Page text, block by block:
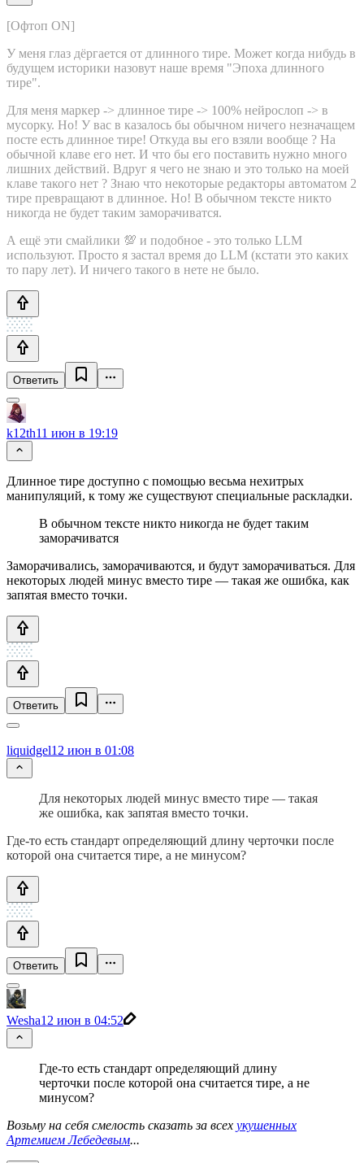
[Офтоп ON]
У меня глаз дёргается от длинного тире. Может когда нибудь в
будущем историки назовут наше время "Эпоха длинного
тире".
Для меня маркер -> длинное тире -> 100% нейрослоп -> в
мусорку. Но! У вас в казалось бы обычном ничего незначащем
посте есть длинное тире! Откуда вы его взяли вообще ? На
обычной клаве его нет. И что бы его поставить нужно много
лишних действий. Вдруг я чего не знаю и это только на моей
клаве такого нет ? Знаю что некоторые редакторы автоматом 2
тире превращают в длинное. Но! В обычном тексте никто
никогда не будет таким заморачиватся.
А ещё эти смайлики 💯 и подобное - это только LLM
используют. Просто я застал время до LLM (кстати это каких
то пару лет). И ничего такого в нете не было.
Ответить
k12th11 июн в 19:19
Длинное тире доступно с помощью весьма нехитрых
манипуляций, к тому же существуют специальные раскладки.
В обычном тексте никто никогда не будет таким
заморачиватся
Заморачивались, заморачиваются, и будут заморачиваться. Для
некоторых людей минус вместо тире — такая же ошибка, как
запятая вместо точки.
Ответить
liquidgel12 июн в 01:08
Для некоторых людей минус вместо тире — такая
же ошибка, как запятая вместо точки.
Где-то есть стандарт определяющий длину черточки после
которой она считается тире, а не минусом?
Ответить
Wesha12 июн в 04:52
Где-то есть стандарт определяющий длину
черточки после которой она считается тире, а не
минусом?
Возьму на себя смелость сказать за всех укушенных
Артемием Лебедевым...